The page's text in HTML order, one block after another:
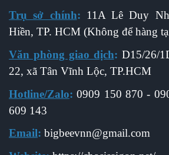
Trụ sở chính: 11A Lê Duy
Hiền, TP. HCM (Không để hàng
Văn phòng giao dịch: D15/26/
22, xã Tân Vĩnh Lộc, TP.HCM
Hotline/Zalo: 0909 150 870 -
609 143
Email: bigbeevnn@gmail.com